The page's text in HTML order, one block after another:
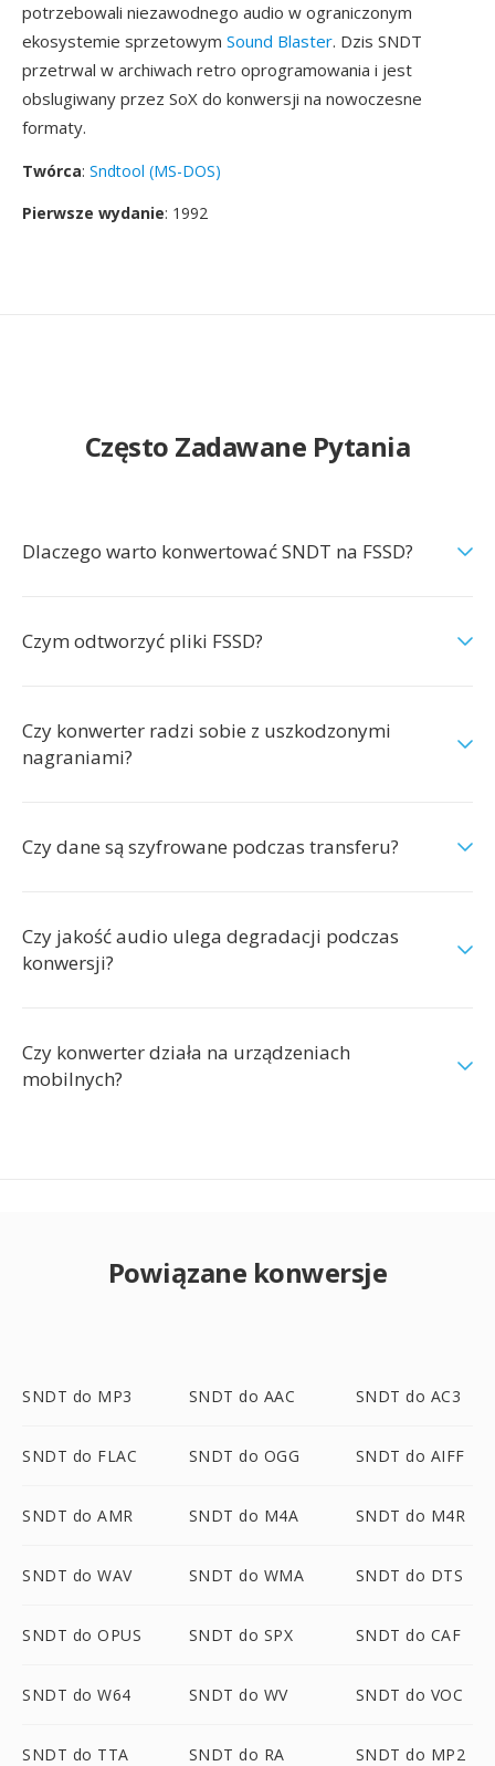
potrzebowali niezawodnego audio w ograniczonym
ekosystemie sprzetowym Sound Blaster. Dzis SNDT
przetrwal w archiwach retro oprogramowania i jest
obslugiwany przez SoX do konwersji na nowoczesne
formaty.
Twórca: Sndtool (MS-DOS)
Pierwsze wydanie: 1992
Często Zadawane Pytania
Dlaczego warto konwertować SNDT na FSSD?
Czym odtworzyć pliki FSSD?
Czy konwerter radzi sobie z uszkodzonymi
nagraniami?
Czy dane są szyfrowane podczas transferu?
Czy jakość audio ulega degradacji podczas
konwersji?
Czy konwerter działa na urządzeniach
mobilnych?
Powiązane konwersje
SNDT do MP3 SNDT do AAC SNDT do AC3
SNDT do FLAC SNDT do OGG SNDT do AIFF
SNDT do AMR SNDT do M4A SNDT do M4R
SNDT do WAV SNDT do WMA SNDT do DTS
SNDT do OPUS SNDT do SPX SNDT do CAF
SNDT do W64 SNDT do WV SNDT do VOC
SNDT do TTA SNDT do RA SNDT do MP2